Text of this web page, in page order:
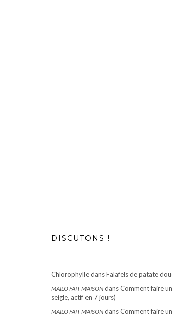
DISCUTONS !
ChlorophylledansFalafels de patate
MAILO FAIT MAISON dansComment faire
seigle, actif en 7 jours)
MAILO FAIT MAISON dansComment faire